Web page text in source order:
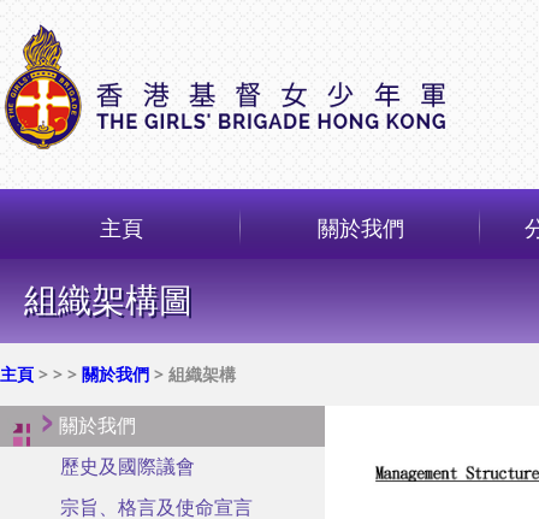
主頁 關於我們
組織架構圖
主頁 > > > 關於我們 > 組織架構
關於我們
歷史及國際議會
宗旨、格言及使命宣言